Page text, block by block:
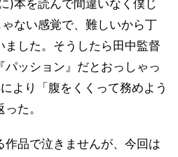
)本を読んで間違いなく僕じ
ない感覚で、難しいから丁
した。そうしたら田中監督
パッション』だとおっしゃっ
より「腹をくくって務めよう
た。
作品で泣きませんが、今回は